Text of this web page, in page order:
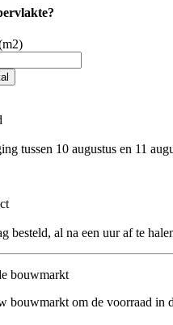
tussen 10 augustus en 11
besteld, al na een uur af te
bouwmarkt
bouwmarkt om de voorraad in